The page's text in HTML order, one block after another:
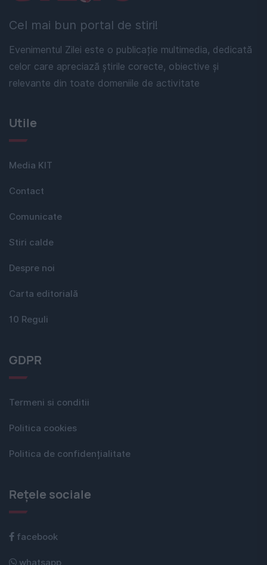
Cel mai bun portal de stiri!
Evenimentul Zilei este o publicație multimedia, dedicată
celor care apreciază știrile corecte, obiective și
relevante din toate domeniile de activitate
Utile
Media KIT
Contact
Comunicate
Stiri calde
Despre noi
Carta editorială
10 Reguli
GDPR
Termeni si conditii
Politica cookies
Politica de confidențialitate
Rețele sociale
facebook
whatsapp